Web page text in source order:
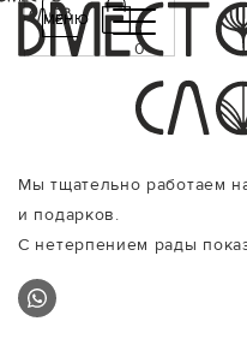
МЕНЮ
0
Мы тщательно работаем
и подарков.
С нетерпением рады